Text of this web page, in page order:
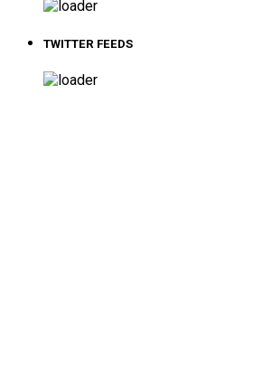
TWITTER FEEDS